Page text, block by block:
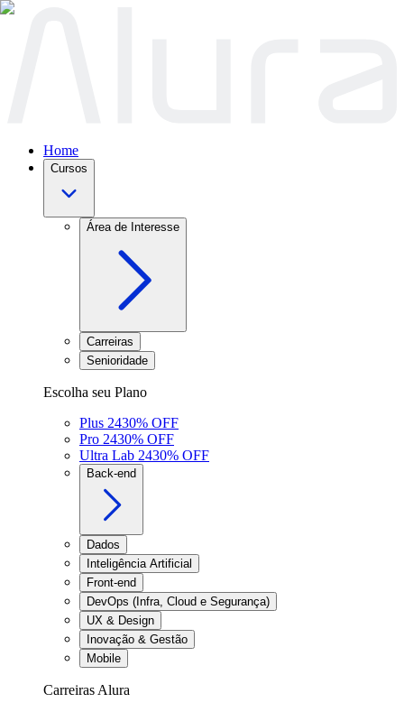
Home
Cursos
Área de Interesse
Carreiras
Senioridade
Escolha seu Plano
Plus 2430% OFF
Pro 2430% OFF
Ultra Lab 2430% OFF
Back-end
Dados
Inteligência Artificial
Front-end
DevOps (Infra, Cloud e Segurança)
UX & Design
Inovação & Gestão
Mobile
Carreiras Alura